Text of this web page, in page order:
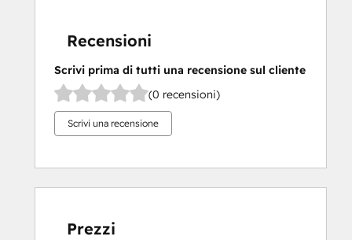
Recensioni
Scrivi prima di tutti una recensione sul cliente
(0 recensioni)
Scrivi una recensione
Prezzi